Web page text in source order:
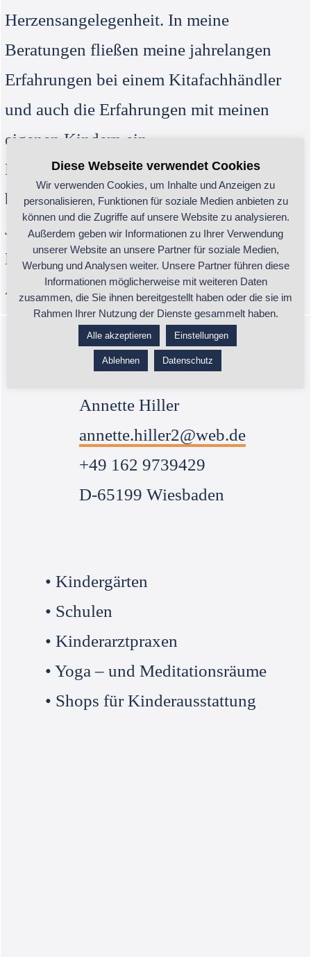
Herzensangelegenheit. In meine
Beratungen fließen meine jahrelangen
Erfahrungen bei einem Kitafachhändler
und auch die Erfahrungen mit meinen
eigenen Kindern ein.
Die Themen Yoga und Meditation
begleiten mich ebenfalls seit sehr vielen
Jahren. Die Wirkung von Raum und
Mensch ist eine nicht zu unterschätzende
Angelegenheit!
Kontakt:
Annette Hiller
annette.hiller2@web.de
+49 162 9739429
D-65199 Wiesbaden
• Kindergärten
• Schulen
• Kinderarztpraxen
• Yoga – und Meditationsräume
• Shops für Kinderausstattung
Diese Webseite verwendet Cookies
Wir verwenden Cookies, um Inhalte und Anzeigen zu
personalisieren, Funktionen für soziale Medien anbieten zu
können und die Zugriffe auf unsere Website zu analysieren.
Außerdem geben wir Informationen zu Ihrer Verwendung
unserer Website an unsere Partner für soziale Medien,
Werbung und Analysen weiter. Unsere Partner führen diese
Informationen möglicherweise mit weiteren Daten
zusammen, die Sie ihnen bereitgestellt haben oder die sie im
Rahmen Ihrer Nutzung der Dienste gesammelt haben.
Alle akzeptieren Einstellungen
Ablehnen Datenschutz